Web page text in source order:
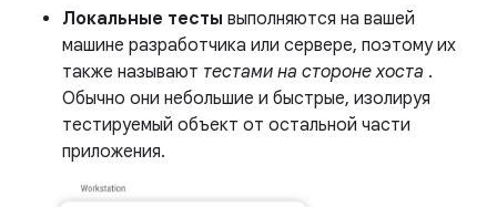
Локальные тесты выполняются на вашей
машине разработчика или сервере, поэтому их
также называют тестами на стороне хоста .
Обычно они небольшие и быстрые, изолируя
тестируемый объект от остальной части
приложения.